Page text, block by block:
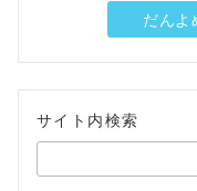
だんよ
サイト内検索